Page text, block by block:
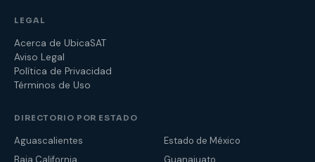
LEGAL
Acerca de UbicaSAT
Aviso Legal
Política de Privacidad
Términos de Uso
DIRECTORIO POR ESTADO
Aguascalientes
Estado de México